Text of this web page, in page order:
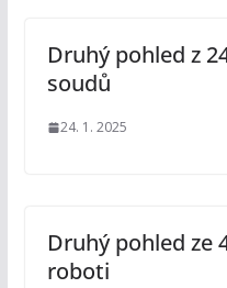
Druhý pohled z
soudů
24. 1. 2025
Druhý pohled ze
roboti